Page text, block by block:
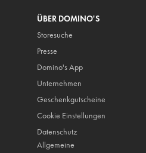
ÜBER DOMINO'S
Storesuche
Presse
Domino's App
Unternehmen
Geschenkgutscheine
Cookie Einstellungen
Datenschutz
Allgemeine